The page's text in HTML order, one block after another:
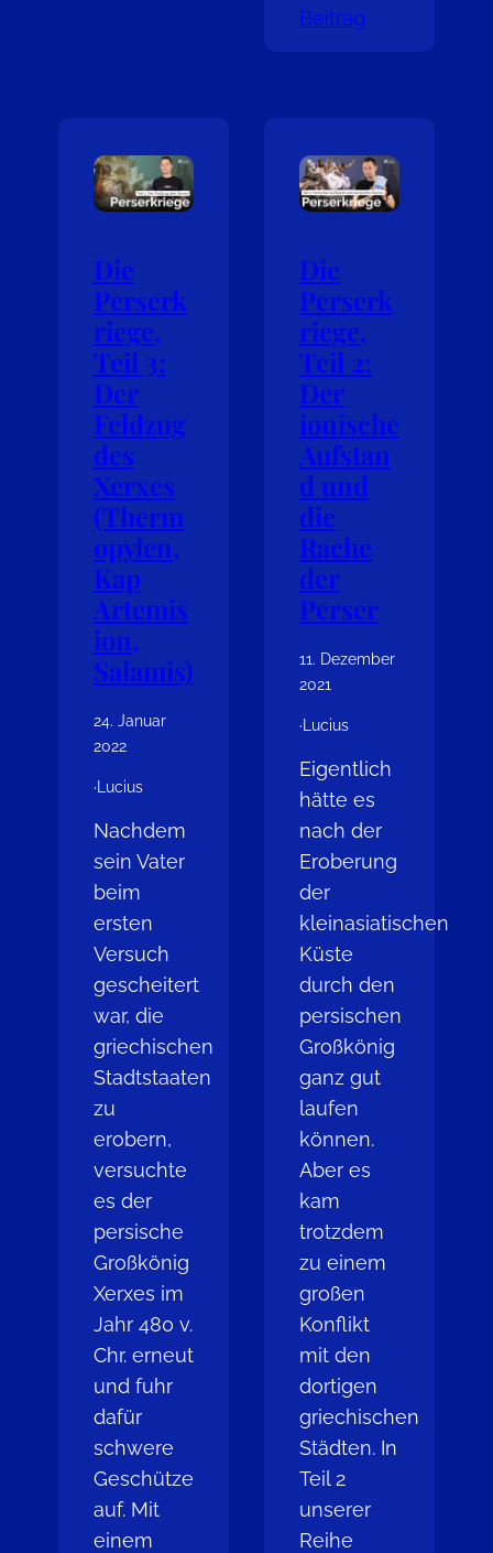
Beitrag
Die
Perserk
riege,
Teil 3:
Der
Feldzug
des
Xerxes
(Therm
opylen,
Kap
Artemis
ion,
Salamis)
24. Januar
2022
·Lucius
Nachdem
sein Vater
beim
ersten
Versuch
gescheitert
war, die
griechischen
Stadtstaaten
zu
erobern,
versuchte
es der
persische
Großkönig
Xerxes im
Jahr 480 v.
Chr. erneut
und fuhr
dafür
schwere
Geschütze
auf. Mit
einem
Die
Perserk
riege,
Teil 2:
Der
ionische
Aufstan
d und
die
Rache
der
Perser
11. Dezember
2021
·Lucius
Eigentlich
hätte es
nach der
Eroberung
der
kleinasiatischen
Küste
durch den
persischen
Großkönig
ganz gut
laufen
können.
Aber es
kam
trotzdem
zu einem
großen
Konflikt
mit den
dortigen
griechischen
Städten. In
Teil 2
unserer
Reihe